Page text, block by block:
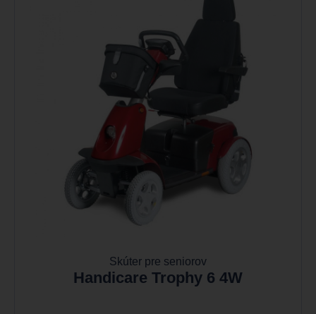
Skúter pre seniorov
Handicare Trophy 6 4W